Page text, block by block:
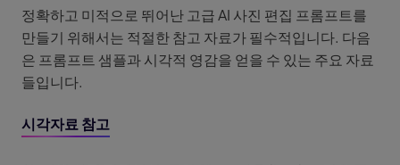
정확하고 미적으로 뛰어난 고급 AI 사진 편집 프롬프트를
만들기 위해서는 적절한 참고 자료가 필수적입니다. 다음
은 프롬프트 샘플과 시각적 영감을 얻을 수 있는 주요 자료
들입니다.
시각자료 참고